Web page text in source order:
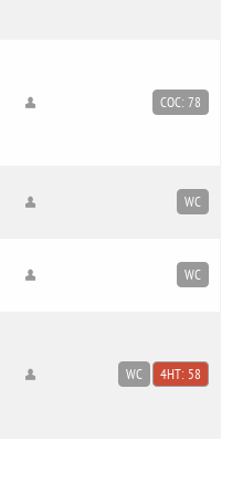
COC: 78
WC
WC
WC 4HT: 58